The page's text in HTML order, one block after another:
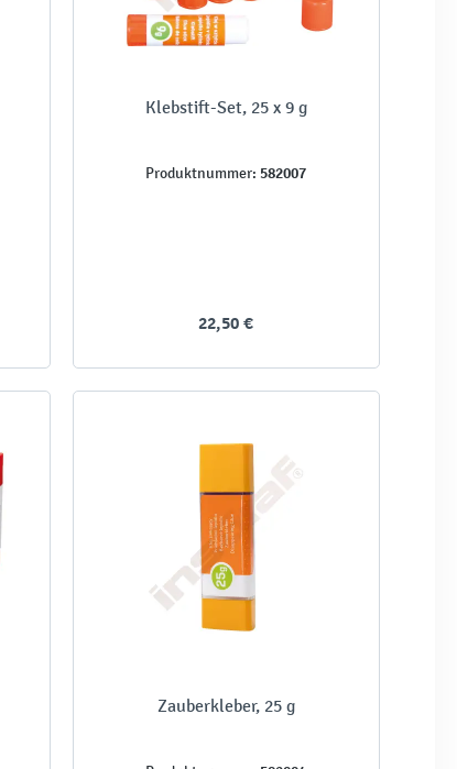
Klebstift-Set, 25 x 9 g
Produktnummer: 582007
22,50 €
Zauberkleber, 25 g